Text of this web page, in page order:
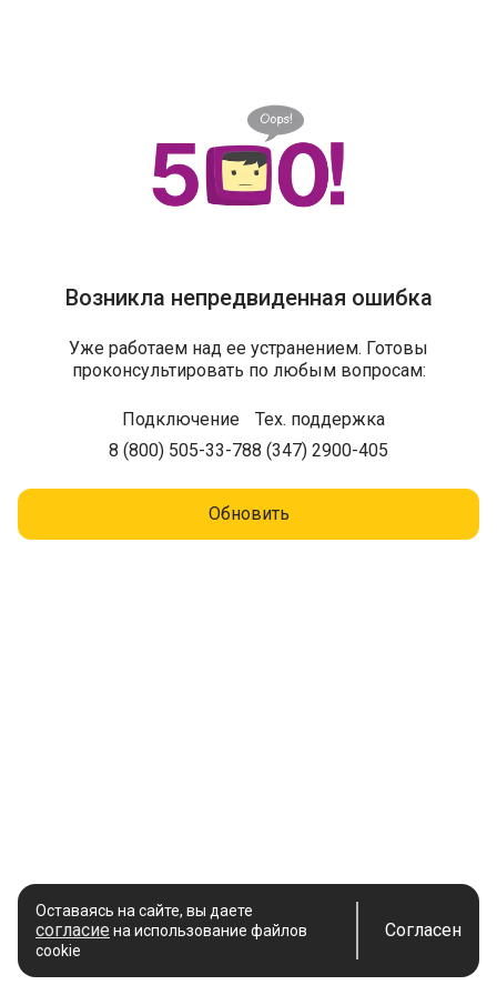
Возникла непредвиденная ошибка
Уже работаем над ее устранением. Готовы
проконсультировать по любым вопросам:
Подключение
8 (800) 505-33-78
Тех. поддержка
8 (347) 2900-405
Обновить
Оставаясь на сайте, вы даете
согласие на использование файлов
cookie
Согласен